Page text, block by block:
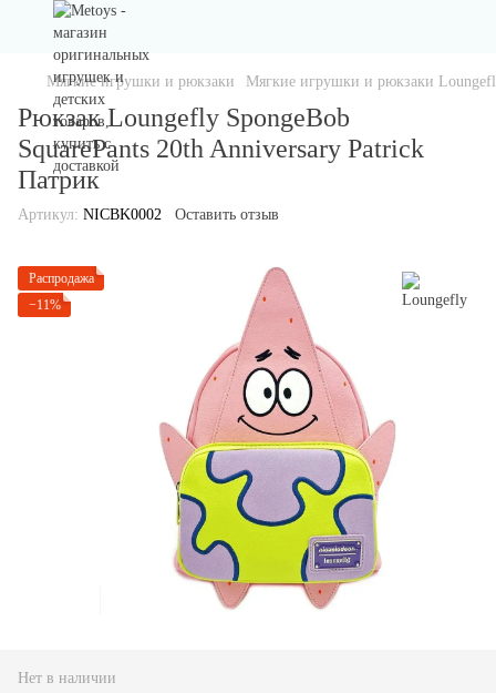
Мягкие игрушки и рюкзаки Мягкие игрушки и рюкзаки
Рюкзак Loungefly SpongeBob
SquarePants 20th Anniversary Patrick
Патрик
Артикул: NICBK0002 Оставить отзыв
Распродажа
−11%
Нет в наличии